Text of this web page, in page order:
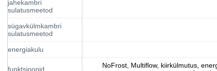
jahekambri
sulatusmeetod
sügavkülmkambri
sulatusmeetod
energiakulu
funktsioonid
NoFrost, Multiflow, kiirkülmutus,